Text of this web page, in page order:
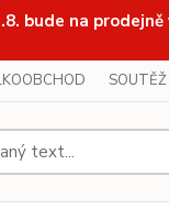
bude na
SOUTĚŽ